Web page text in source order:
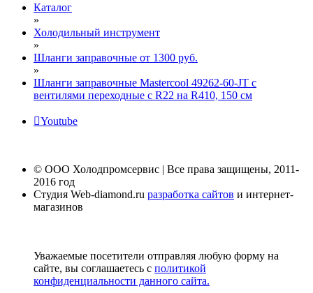
Каталог
»
Холодильный инструмент
»
Шланги заправочные от 1300 руб.
»
Шланги заправочные Mastercool 49262-60-JT с
вентилями переходные с R22 на R410, 150 см
Youtube
© ООО Холодпромсервис | Все права защищены, 2011-
2016 год
Студия Web-diamond.ru разработка сайтов и интернет-
магазинов
Уважаемые посетители отправляя любую форму на
сайте, вы соглашаетесь с политикой
конфиденциальности данного сайта.